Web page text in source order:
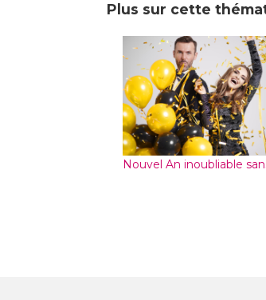
Plus sur cette
Nouvel An inoubliable